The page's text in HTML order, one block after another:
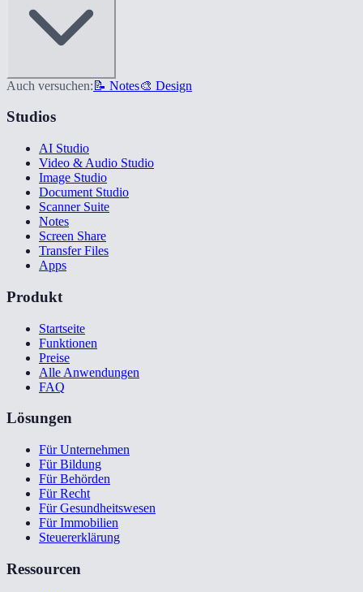
Auch versuchen: 📝 Notes🎨 Design
Studios
AI Studio
Video & Audio Studio
Image Studio
Document Studio
Scanner Suite
Notes
Screen Share
Transfer Files
Apps
Produkt
Startseite
Funktionen
Preise
Alle Anwendungen
FAQ
Lösungen
Für Unternehmen
Für Bildung
Für Behörden
Für Recht
Für Gesundheitswesen
Für Immobilien
Steuererklärung
Ressourcen